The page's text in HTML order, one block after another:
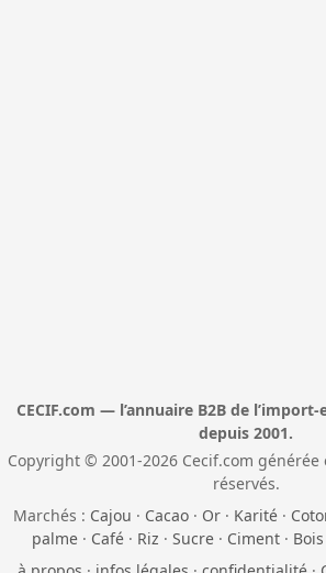
CECIF.com — l’annuaire B2B de
depuis 2001.
Copyright © 2001-2026 Cecif.com générée
réservés.
Marchés : Cajou · Cacao · Or · Karité ·
palme· Café· Riz · Sucre· Ciment· Bois